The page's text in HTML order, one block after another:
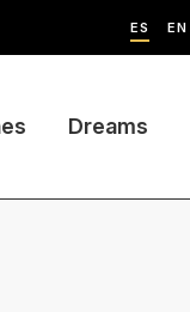
ES EN
Dreams